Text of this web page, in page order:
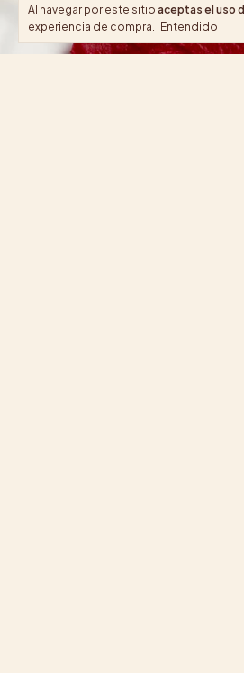
Al navegar por este sitio aceptas el uso
experiencia de compra. Entendido